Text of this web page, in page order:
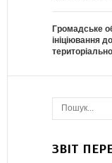
Громадське
ініціювання
ЗВІТ